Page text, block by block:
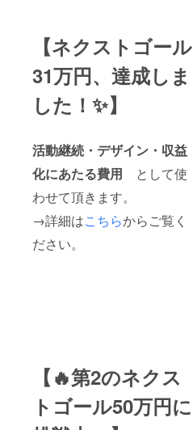
【ネクストゴール
31万円、達成しま
した！✨】
活動継続・デザイン・収益
化にあたる費用 として使
わせて頂きます。
→詳細はこちらからご覧く
ださい。
【🔥第2のネクス
トゴール50万円に